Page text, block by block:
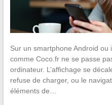
Sur un smartphone Android ou
comme Coco.fr ne se passe
ordinateur. L’affichage se
refuse de charger, ou le
éléments de…